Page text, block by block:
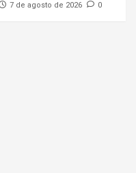
7 de agosto de 2026
0